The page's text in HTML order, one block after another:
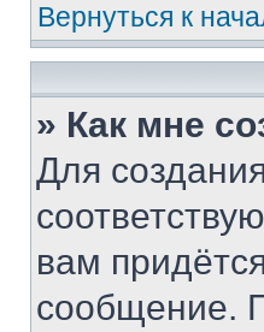
Вернуться к
» Как мне
Для
вам
сообщение.